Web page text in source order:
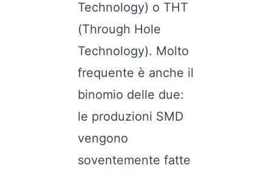
Technology) o THT
(Through Hole
Technology). Molto
frequente è anche il
binomio delle due:
le produzioni SMD
vengono
soventemente fatte